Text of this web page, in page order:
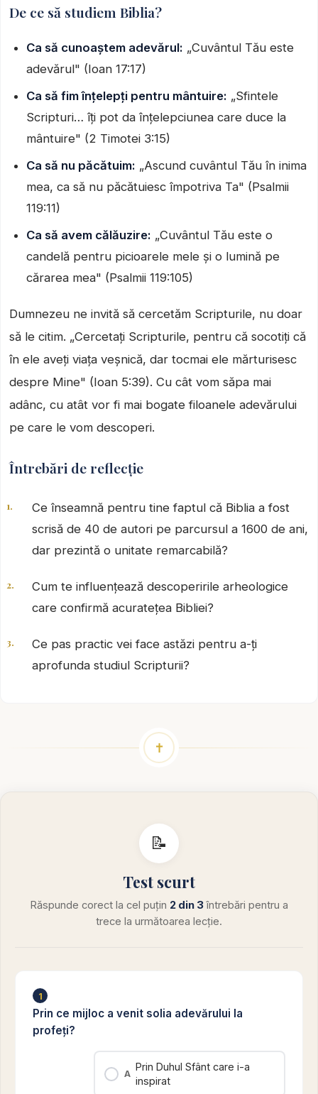
De ce să studiem Biblia?
Ca să cunoaștem adevărul: „Cuvântul Tău este
adevărul" (Ioan 17:17)
Ca să fim înțelepți pentru mântuire: „Sfintele
Scripturi… îți pot da înțelepciunea care duce la
mântuire" (2 Timotei 3:15)
Ca să nu păcătuim: „Ascund cuvântul Tău în inima
mea, ca să nu păcătuiesc împotriva Ta" (Psalmii
119:11)
Ca să avem călăuzire: „Cuvântul Tău este o
candelă pentru picioarele mele și o lumină pe
cărarea mea" (Psalmii 119:105)
Dumnezeu ne invită să cercetăm Scripturile, nu doar
să le citim. „Cercetați Scripturile, pentru că socotiți că
în ele aveți viața veșnică, dar tocmai ele mărturisesc
despre Mine" (Ioan 5:39). Cu cât vom săpa mai
adânc, cu atât vor fi mai bogate filoanele adevărului
pe care le vom descoperi.
Întrebări de reflecție
Ce înseamnă pentru tine faptul că Biblia a fost
scrisă de 40 de autori pe parcursul a 1600 de ani,
dar prezintă o unitate remarcabilă?
Cum te influențează descoperirile arheologice
care confirmă acuratețea Bibliei?
Ce pas practic vei face astăzi pentru a-ți
aprofunda studiul Scripturii?
✝
📝
Test scurt
Răspunde corect la cel puțin 2 din 3întrebări pentru a
trece la următoarea lecție.
1
Prin ce mijloc a venit solia adevărului la
profeți?
A
Prin Duhul Sfânt care i-a
inspirat